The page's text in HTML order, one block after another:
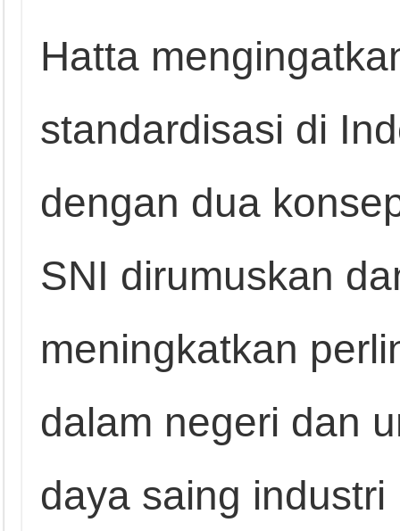
Hatta
standardisasi di
dengan dua
SNI dirumuskan
meningkatkan
dalam negeri dan
daya saing